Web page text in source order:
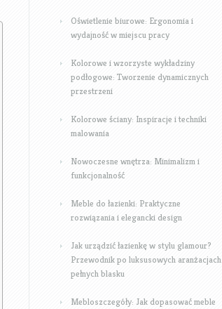
Oświetlenie biurowe: Ergonomia i
wydajność w miejscu pracy
Kolorowe i wzorzyste wykładziny
podłogowe: Tworzenie dynamicznych
przestrzeni
Kolorowe ściany: Inspiracje i techniki
malowania
Nowoczesne wnętrza: Minimalizm i
funkcjonalność
Meble do łazienki: Praktyczne
rozwiązania i elegancki design
Jak urządzić łazienkę w stylu glamour?
Przewodnik po luksusowych aranżacjach
pełnych blasku
Mebloszczegóły: Jak dopasować meble